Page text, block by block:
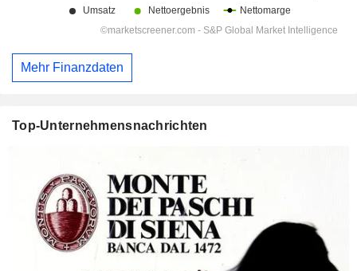
Mehr Finanzdaten
Top-Unternehmensnachrichten